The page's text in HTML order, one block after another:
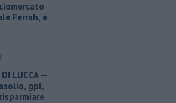
Ferrah, è
LUCCA —
gpl,